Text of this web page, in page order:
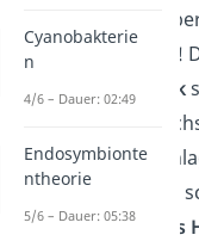
Jetzt machen sich
Folgen bemerkbar!
und dein
Blutdruck
dein Körper
für deinen
muss. Das kann im
zum Aussetzen des
Cyanobakterie
n
4/6 – Dauer: 02:49
Endosymbionte
ntheorie
5/6 – Dauer: 05:38